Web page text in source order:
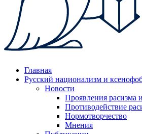
Главная
Русский национализм и
Новости
Проявления расизма
Противодействие
Нормотворчество
Мнения